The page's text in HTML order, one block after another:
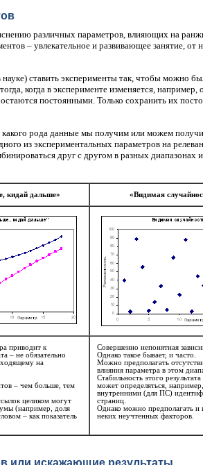
различных параметров, влияющих на
– увлекательное и развивающее занятие, от
ставить эксперименты так, чтобы можно
когда в эксперименте изменяется, например,
постоянными. Только сохранить их
какого рода данные мы получим или можем
из экспериментальных параметров на
друг с другом в разных диапазонах
кидай дальше» «Видимая
приводит к
– не обязательно
на
– чем больше, тем
целиком могут
(например, доля
– как показатель
Совершенно непонятная
Однако такое бывает, и часто.
Можно предполагать
влияния параметра в этом
Стабильность этого
может определяться, например,
внутренними (для ПС)
страниц.
Однако можно предполагать и
неких неучтенных факторов.
или искажающие результаты